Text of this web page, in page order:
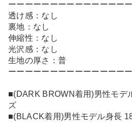
ーーーーーーーーーーーーーー
透け感：なし
裏地：なし
伸縮性：なし
光沢感：なし
生地の厚さ：普
ーーーーーーーーーーーーーー
■(DARK BROWN着用)男性モデ
ズ
■(BLACK着用)男性モデル身長